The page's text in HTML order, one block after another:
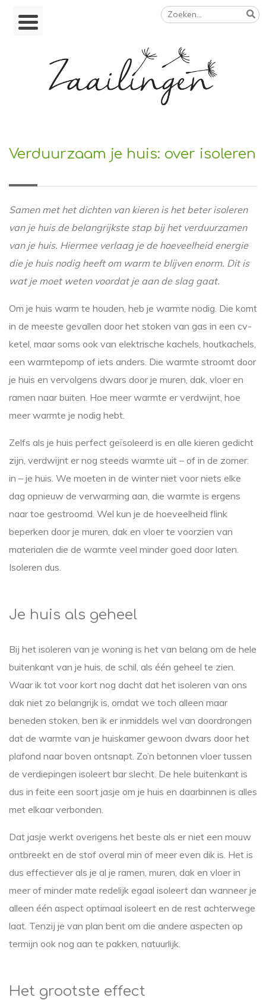
Skip
Zoeken
naar:
Verduurzaam je huis: over isoleren
Samen met het dichten van kieren is het beter isoleren
van je huis de belangrijkste stap bij het verduurzamen
van je huis. Hiermee verlaag je de hoeveelheid energie
die je huis nodig heeft om warm te blijven enorm. Dit is
wat je moet weten voordat je aan de slag gaat.
Om je huis warm te houden, heb je warmte nodig. Die komt
in de meeste gevallen door het stoken van gas in een cv-
ketel, maar soms ook van elektrische kachels, houtkachels,
een warmtepomp of iets anders. Die warmte stroomt door
je huis en vervolgens dwars door je muren, dak, vloer en
ramen naar buiten. Hoe meer warmte er verdwijnt, hoe
meer warmte je nodig hebt.
Zelfs als je huis perfect geïsoleerd is en alle kieren gedicht
zijn, verdwijnt er nog steeds warmte uit – of in de zomer:
in – je huis. We moeten in de winter niet voor niets elke
dag opnieuw de verwarming aan, die warmte is ergens
naar toe gestroomd. Wel kun je de hoeveelheid flink
beperken door je muren, dak en vloer te voorzien van
materialen die de warmte veel minder goed door laten.
Isoleren dus.
Je huis als geheel
Bij het isoleren van je woning is het van belang om de hele
buitenkant van je huis, de schil, als één geheel te zien.
Waar ik tot voor kort nog dacht dat het isoleren van ons
dak niet zo belangrijk is, omdat we toch alleen maar
beneden stoken, ben ik er inmiddels wel van doordrongen
dat de warmte van je huiskamer gewoon dwars door het
plafond naar boven ontsnapt. Zo’n betonnen vloer tussen
de verdiepingen isoleert bar slecht. De hele buitenkant is
dus in feite een soort jasje om je huis en daarbinnen is alles
met elkaar verbonden.
Dat jasje werkt overigens het beste als er niet een mouw
ontbreekt en de stof overal min of meer even dik is. Het is
dus effectiever als je al je ramen, muren, dak en vloer in
meer of minder mate redelijk egaal isoleert dan wanneer je
alleen één aspect optimaal isoleert en de rest achterwege
laat. Tenzij je van plan bent om die andere aspecten op
termijn ook nog aan te pakken, natuurlijk.
Het grootste effect